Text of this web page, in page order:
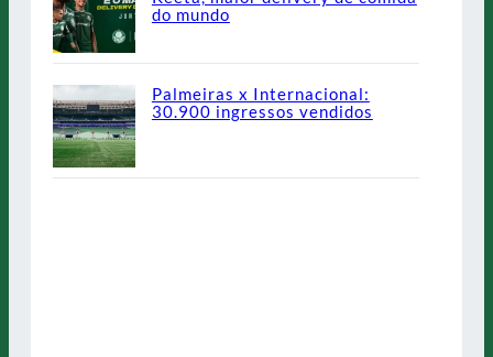
do mundo
Palmeiras x Internacional:
30.900 ingressos vendidos